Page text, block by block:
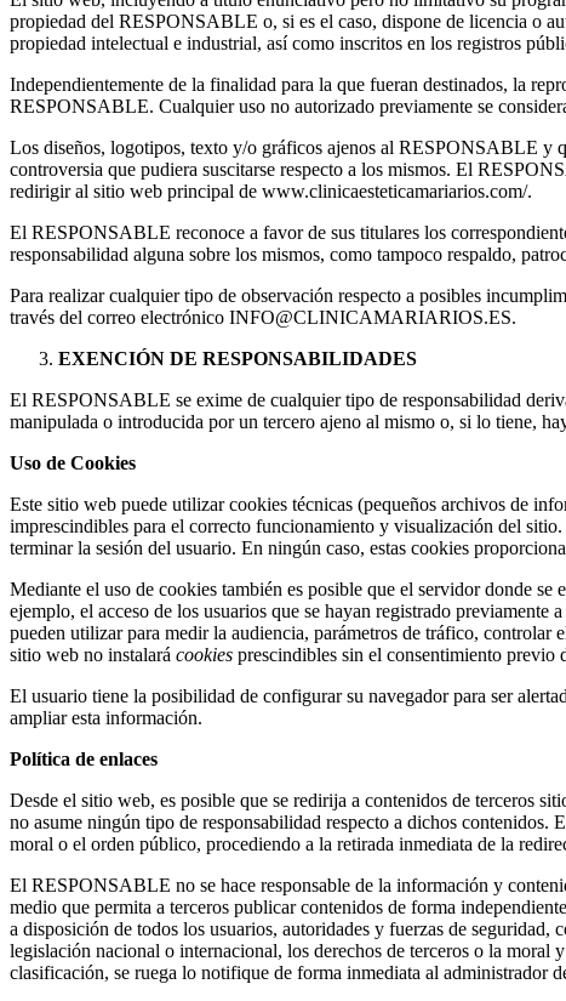
propiedad del RESPONSABLE o, si es el caso, dispone de licencia o
propiedad intelectual e industrial, así como inscritos en los registros
Independientemente de la finalidad para la que fueran destinados, la
RESPONSABLE. Cualquier uso no autorizado previamente se
Los diseños, logotipos, texto y/o gráficos ajenos al RESPONSABLE y
controversia que pudiera suscitarse respecto a los mismos. El
redirigir al sitio web principal de www.clinicaesteticamariarios.com/.
El RESPONSABLE reconoce a favor de sus titulares los
responsabilidad alguna sobre los mismos, como tampoco respaldo,
Para realizar cualquier tipo de observación respecto a posibles
través del correo electrónico INFO@CLINICAMARIARIOS.ES.
EXENCIÓN DE RESPONSABILIDADES
El RESPONSABLE se exime de cualquier tipo de responsabilidad
manipulada o introducida por un tercero ajeno al mismo o, si lo tiene,
Uso de Cookies
Este sitio web puede utilizar cookies técnicas (pequeños archivos de
imprescindibles para el correcto funcionamiento y visualización del
terminar la sesión del usuario. En ningún caso, estas cookies
Mediante el uso de cookies también es posible que el servidor donde
ejemplo, el acceso de los usuarios que se hayan registrado previamente
pueden utilizar para medir la audiencia, parámetros de tráfico, controlar
sitio web no instalará cookies prescindibles sin el consentimiento previo
El usuario tiene la posibilidad de configurar su navegador para ser
ampliar esta información.
Política de enlaces
Desde el sitio web, es posible que se redirija a contenidos de terceros
no asume ningún tipo de responsabilidad respecto a dichos
moral o el orden público, procediendo a la retirada inmediata de la
El RESPONSABLE no se hace responsable de la información y
medio que permita a terceros publicar contenidos de forma
a disposición de todos los usuarios, autoridades y fuerzas de
legislación nacional o internacional, los derechos de terceros o la moral
clasificación, se ruega lo notifique de forma inmediata al administrador